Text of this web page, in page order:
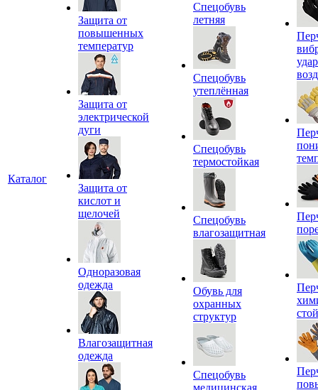
Каталог
Защита от
повышенных
температур
Защита от
электрической
дуги
Защита от
кислот и
щелочей
Одноразовая
одежда
Влагозащитная
одежда
Спецобувь
летняя
Спецобувь
утеплённая
Спецобувь
термостойкая
Спецобувь
влагозащитная
Обувь для
охранных
структур
Спецобувь
медицинская